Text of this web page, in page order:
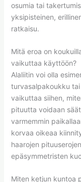
osumia tai
yksipisteinen,
ratkaisu.
Mitä eroa on
vaikuttaa käyttöön?
Alaliitin voi olla
turvasalpakoukku
vaikuttaa siihen,
pituutta voidaan
varmemmin
korvaa oikeaa
haarojen
epäsymmetristen
Miten ketjun kuntoa